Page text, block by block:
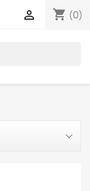
shopping_cart (0)
